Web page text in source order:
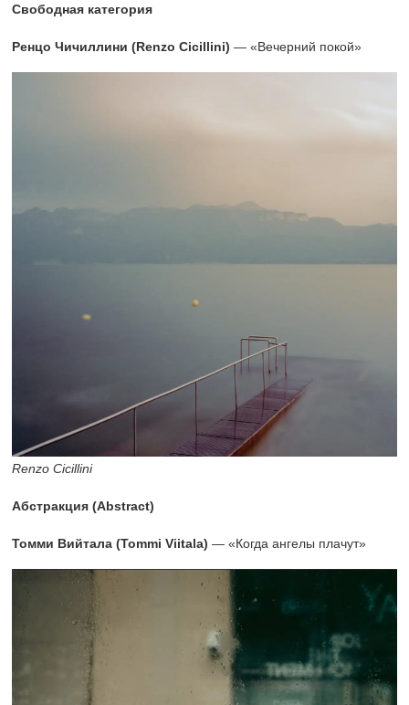
Свободная категория
Ренцо Чичиллини (Renzo Cicillini) — «Вечерний покой»
Renzo Cicillini
Абстракция (Abstract)
Томми Вийтала (Tommi Viitala) — «Когда ангелы плачут»